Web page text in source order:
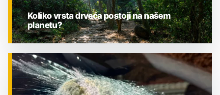
ZNANOST
Koliko vrsta drveća postoji na našem
planetu?